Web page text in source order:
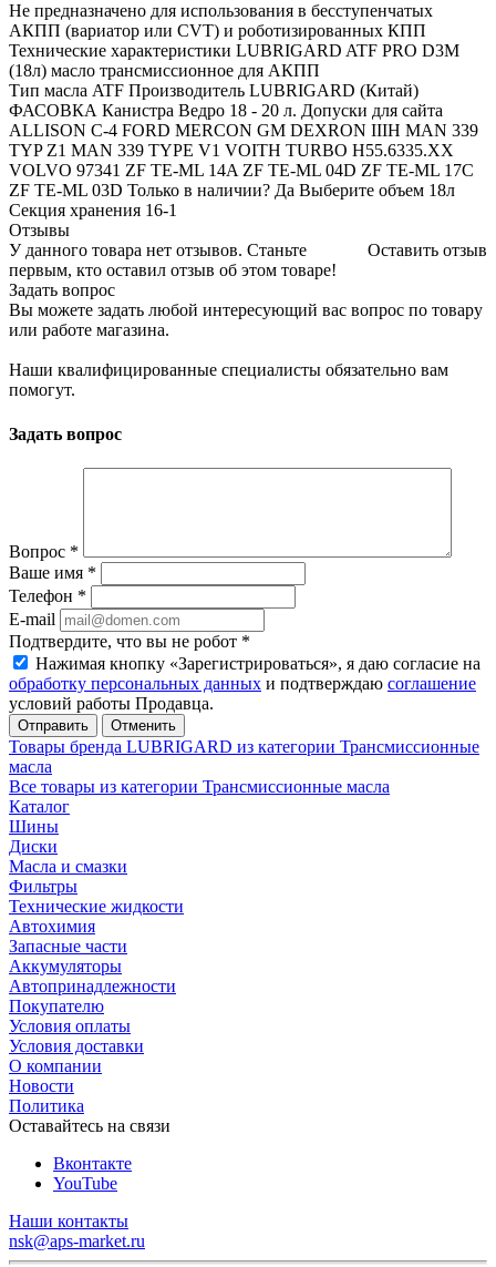
Не предназначено для использования в бесступенчатых
АКПП (вариатор или CVT) и роботизированных КПП
Технические характеристики LUBRIGARD ATF PRO D3M
(18л) масло трансмиссионное для АКПП
Тип масла ATF Производитель LUBRIGARD (Китай)
ФАСОВКА Канистра Ведро 18 - 20 л. Допуски для сайта
ALLISON C-4 FORD MERCON GM DEXRON IIIH MAN 339
TYP Z1 MAN 339 TYPE V1 VOITH TURBO H55.6335.XX
VOLVO 97341 ZF TE-ML 14A ZF TE-ML 04D ZF TE-ML 17C
ZF TE-ML 03D Только в наличии? Да Выберите объем 18л
Секция хранения 16-1
Отзывы
Оставить отзыв
У данного товара нет отзывов. Станьте
первым, кто оставил отзыв об этом товаре!
Задать вопрос
Вы можете задать любой интересующий вас вопрос по товару
или работе магазина.
Наши квалифицированные специалисты обязательно вам
помогут.
Задать вопрос
Вопрос *
Ваше имя *
Телефон *
E-mail
Подтвердите, что вы не робот *
Нажимая кнопку «Зарегистрироваться», я даю согласие на
обработку персональных данных и подтверждаю соглашение
условий работы Продавца.
Отменить
Товары бренда LUBRIGARD из категории Трансмиссионные
масла
Все товары из категории Трансмиссионные масла
Каталог
Шины
Диски
Масла и смазки
Фильтры
Технические жидкости
Автохимия
Запасные части
Аккумуляторы
Автопринадлежности
Покупателю
Условия оплаты
Условия доставки
О компании
Новости
Политика
Оставайтесь на связи
Вконтакте
YouTube
Наши контакты
nsk@aps-market.ru